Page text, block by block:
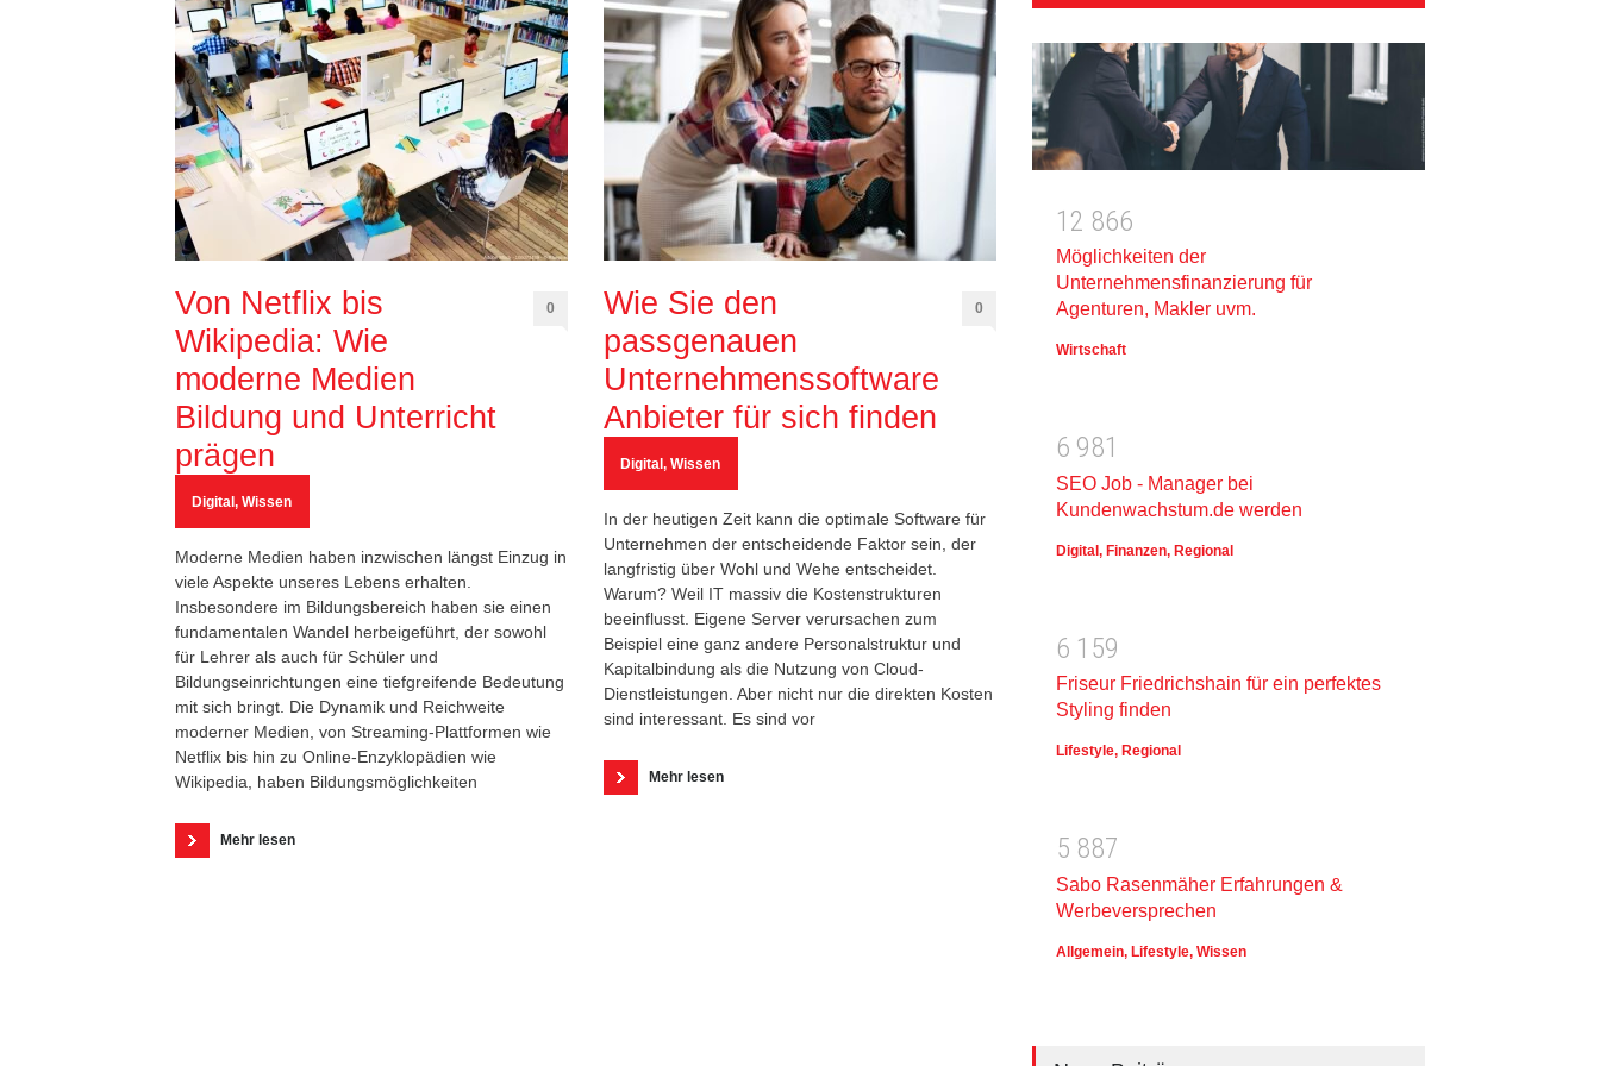
Von Netflix bis
Wikipedia: Wie
moderne Medien
Bildung und Unterricht
prägen
0
Digital , Wissen
Moderne Medien haben inzwischen längst Einzug in
viele Aspekte unseres Lebens erhalten.
Insbesondere im Bildungsbereich haben sie einen
fundamentalen Wandel herbeigeführt, der sowohl
für Lehrer als auch für Schüler und
Bildungseinrichtungen eine tiefgreifende Bedeutung
mit sich bringt. Die Dynamik und Reichweite
moderner Medien, von Streaming-Plattformen wie
Netflix bis hin zu Online-Enzyklopädien wie
Wikipedia, haben Bildungsmöglichkeiten
Mehr lesen
Wie Sie den
passgenauen
Unternehmenssoftware
Anbieter für sich finden
0
Digital , Wissen
In der heutigen Zeit kann die optimale Software für
Unternehmen der entscheidende Faktor sein, der
langfristig über Wohl und Wehe entscheidet.
Warum? Weil IT massiv die Kostenstrukturen
beeinflusst. Eigene Server verursachen zum
Beispiel eine ganz andere Personalstruktur und
Kapitalbindung als die Nutzung von Cloud-
Dienstleistungen. Aber nicht nur die direkten Kosten
sind interessant. Es sind vor
Mehr lesen
1 2 866
Möglichkeiten der
Unternehmensfinanzierung für
Agenturen, Makler uvm.
Wirtschaft
6 981
SEO Job - Manager bei
Kundenwachstum.de werden
Digital , Finanzen, Regional
6 1 59
Friseur Friedrichshain für ein perfektes
Styling finden
Lifestyle, Regional
5 887
Sabo Rasenmäher Erfahrungen &
Werbeversprechen
Allgemein, Lifestyle, Wissen